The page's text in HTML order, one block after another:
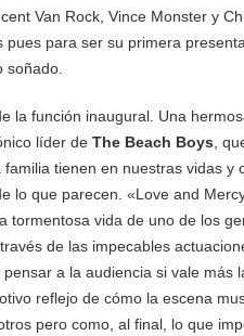
Van Rock, Vince Monster y
para ser su primera
soñado.
la función inaugural. Una
líder de The Beach Boys ,
tienen en nuestras vidas y
lo que parecen. «Love and
tormentosa vida de uno de los
de las impecables
pensar a la audiencia si vale más
reflejo de cómo la escena
pero como, al final, lo que